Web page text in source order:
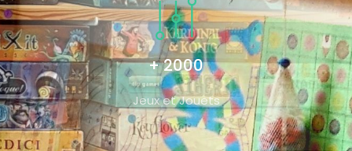
+ 2000
Jeux et Jouets